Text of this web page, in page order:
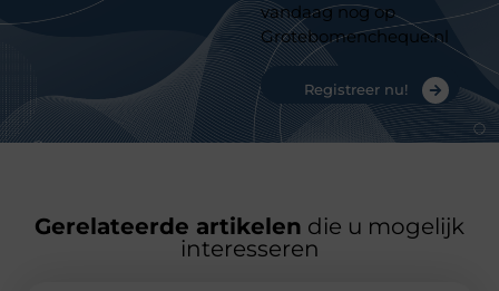
vandaag nog op
Grotebomencheque.nl
Registreer nu!
Gerelateerde artikelen die u mogelijk
interesseren